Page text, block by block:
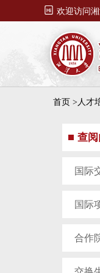
 欢迎访问
首页 >人才
查
国际
国际
合作